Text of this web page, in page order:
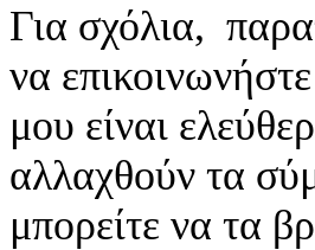
Για σχόλια,
να
μου είναι
αλλαχθούν τα
μπορείτε να τα